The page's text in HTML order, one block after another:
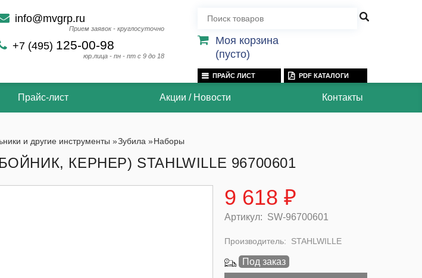
info@mvgrp.ru
Прием заявок - круглосуточно
+7 (495) 125-00-98
юр.лица - пн - пт с 9 до 18
Моя корзина
(пусто)
ПРАЙС ЛИСТ PDF КАТАЛОГИ
Прайс-лист Акции / Новости Контакты
и другие инструменты »Зубила »Наборы
КЕРНЕР) STAHLWILLE 96700601
9 618 ₽
Артикул: SW-96700601
Производитель: STAHLWILLE
Под заказ